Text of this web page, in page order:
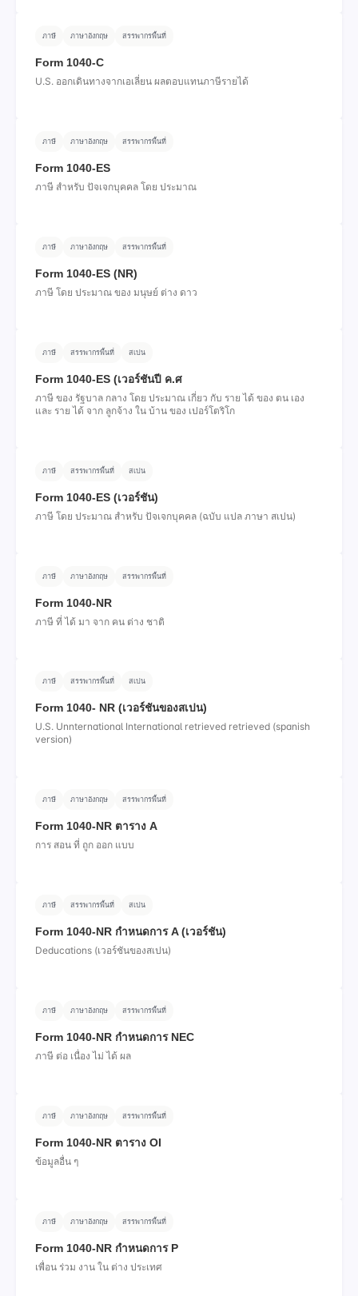
ภาษี ภาษาอังกฤษ สรรพากรพื้นที่
Form 1040-C
U.S. ออกเดินทางจากเอเลี่ยน ผลตอบแทนภาษีรายได้
ภาษี ภาษาอังกฤษ สรรพากรพื้นที่
Form 1040-ES
ภาษี สําหรับ ปัจเจกบุคคล โดย ประมาณ
ภาษี ภาษาอังกฤษ สรรพากรพื้นที่
Form 1040-ES (NR)
ภาษี โดย ประมาณ ของ มนุษย์ ต่าง ดาว
ภาษี สรรพากรพื้นที่ สเปน
Form 1040-ES (เวอร์ชันปี ค.ศ
ภาษี ของ รัฐบาล กลาง โดย ประมาณ เกี่ยว กับ ราย ได้ ของ ตน เอง
และ ราย ได้ จาก ลูกจ้าง ใน บ้าน ของ เปอร์โตริโก
ภาษี สรรพากรพื้นที่ สเปน
Form 1040-ES (เวอร์ชัน)
ภาษี โดย ประมาณ สําหรับ ปัจเจกบุคคล (ฉบับ แปล ภาษา สเปน)
ภาษี ภาษาอังกฤษ สรรพากรพื้นที่
Form 1040-NR
ภาษี ที่ ได้ มา จาก คน ต่าง ชาติ
ภาษี สรรพากรพื้นที่ สเปน
Form 1040- NR (เวอร์ชันของสเปน)
U.S. Unnternational International retrieved retrieved (spanish
version)
ภาษี ภาษาอังกฤษ สรรพากรพื้นที่
Form 1040-NR ตาราง A
การ สอน ที่ ถูก ออก แบบ
ภาษี สรรพากรพื้นที่ สเปน
Form 1040-NR กําหนดการ A (เวอร์ชัน)
Deducations (เวอร์ชันของสเปน)
ภาษี ภาษาอังกฤษ สรรพากรพื้นที่
Form 1040-NR กําหนดการ NEC
ภาษี ต่อ เนื่อง ไม่ ได้ ผล
ภาษี ภาษาอังกฤษ สรรพากรพื้นที่
Form 1040-NR ตาราง OI
ข้อมูลอื่น ๆ
ภาษี ภาษาอังกฤษ สรรพากรพื้นที่
Form 1040-NR กําหนดการ P
เพื่อน ร่วม งาน ใน ต่าง ประเทศ